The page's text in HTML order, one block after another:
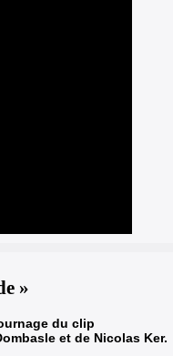
»
du clip
et de Nicolas Ker.